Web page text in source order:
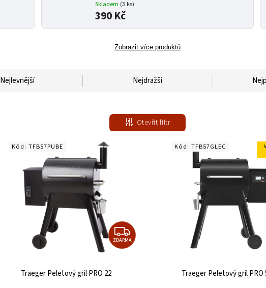
Skladem (3 ks)
390 Kč
Zobrazit více produktů
Nejlevnější Nejdražší
Otevřít filtr
ZDARMA
Traeger Peletový gril PRO 22
Kód:TFB57PUBE
Traeger Peletový gril PRO
Kód: TFB57GLEC